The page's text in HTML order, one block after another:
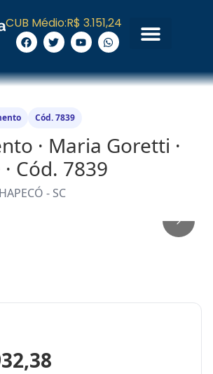
CUB Médio:R$ 3.151,24
Cód. 7839
· Maria Goretti ·
· Cód. 7839
- SC